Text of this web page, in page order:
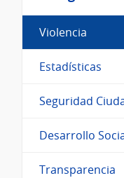
Violencia
Estadísticas
Seguridad
Desarrollo
Transparencia